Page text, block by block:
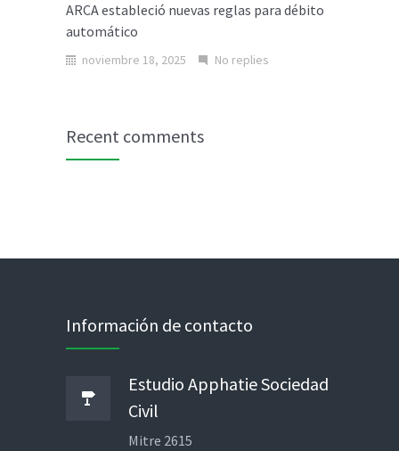
ARCA estableció nuevas reglas para débito
automático
noviembre 18, 2025 No replies
Recent comments
Información de contacto
Estudio Apphatie Sociedad
Civil
Mitre 2615